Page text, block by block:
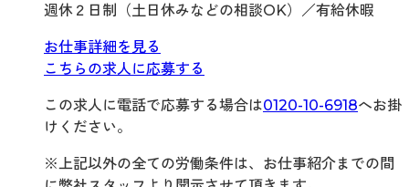
週休２日制（土日休みなどの相談OK）／有給休暇
お仕事詳細を見る
こちらの求人に応募する
この求人に電話で応募する場合は0120-10-6918へお掛
けください。
※上記以外の全ての労働条件は、お仕事紹介までの間